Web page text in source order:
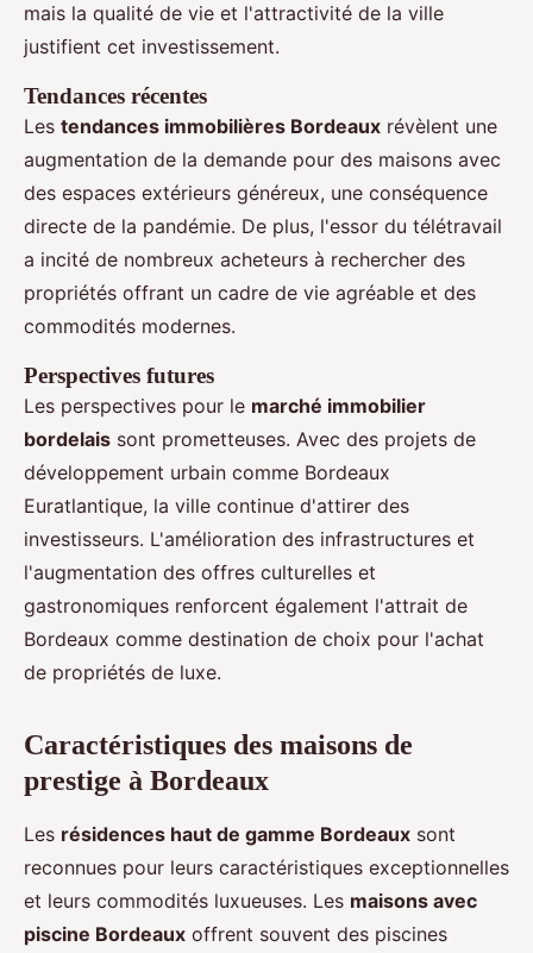
mais la qualité de vie et l'attractivité de la ville
justifient cet investissement.
Tendances récentes
Les tendances immobilières Bordeaux révèlent une
augmentation de la demande pour des maisons avec
des espaces extérieurs généreux, une conséquence
directe de la pandémie. De plus, l'essor du télétravail
a incité de nombreux acheteurs à rechercher des
propriétés offrant un cadre de vie agréable et des
commodités modernes.
Perspectives futures
Les perspectives pour le marché immobilier
bordelais sont prometteuses. Avec des projets de
développement urbain comme Bordeaux
Euratlantique, la ville continue d'attirer des
investisseurs. L'amélioration des infrastructures et
l'augmentation des offres culturelles et
gastronomiques renforcent également l'attrait de
Bordeaux comme destination de choix pour l'achat
de propriétés de luxe.
Caractéristiques des maisons de
prestige à Bordeaux
Les résidences haut de gamme Bordeaux sont
reconnues pour leurs caractéristiques exceptionnelles
et leurs commodités luxueuses. Les maisons avec
piscine Bordeaux offrent souvent des piscines